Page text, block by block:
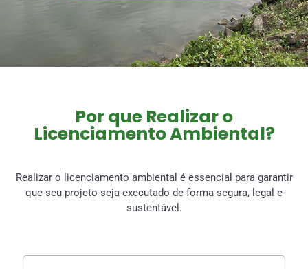
Por que Realizar o
Licenciamento Ambiental?
Realizar o licenciamento ambiental é essencial para garantir
que seu projeto seja executado de forma segura, legal e
sustentável.